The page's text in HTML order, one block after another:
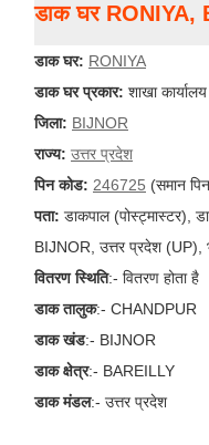
डाक घर RONIYA,
डाक घर: RONIYA
डाक घर प्रकार: शाखा कार्यालय
जिला: BIJNOR
राज्य: उत्तर प्रदेश
पिन कोड: 246725 (समान
पता: डाकपाल (पोस्ट्मास्टर),
BIJNOR, उत्तर प्रदेश
वितरण स्थिति:- वितरण होता है
डाक तालुक:- CHANDPUR
डाक खंड:- BIJNOR
डाक क्षेत्र:- BAREILLY
डाक मंडल:- उत्तर प्रदेश